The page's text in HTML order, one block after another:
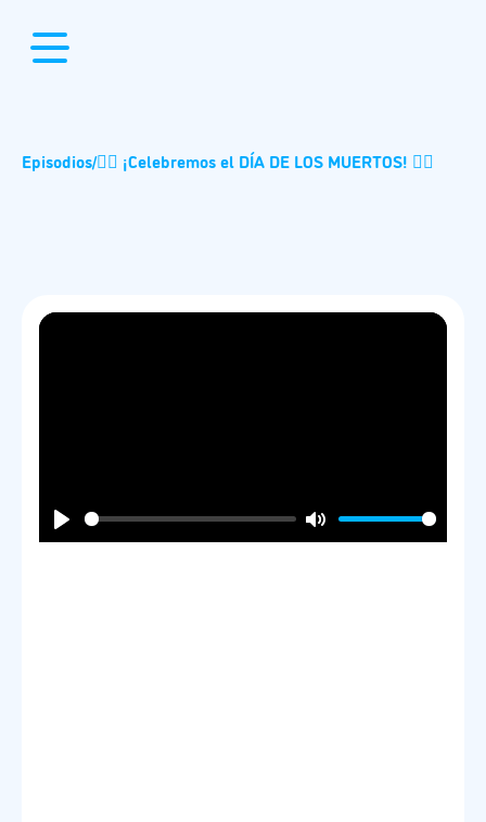
Episodios/🧟‍♂️ ¡Celebremos el DÍA DE LOS MUERTOS! 🧟‍♂️
Play Mute